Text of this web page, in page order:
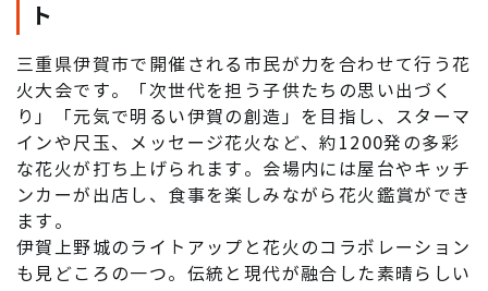
ト
三重県伊賀市で開催される市民が力を合わせて行う花
火大会です。「次世代を担う子供たちの思い出づく
り」「元気で明るい伊賀の創造」を目指し、スターマ
インや尺玉、メッセージ花火など、約1200発の多彩
な花火が打ち上げられます。会場内には屋台やキッチ
ンカーが出店し、食事を楽しみながら花火鑑賞ができ
ます。
伊賀上野城のライトアップと花火のコラボレーション
も見どころの一つ。伝統と現代が融合した素晴らしい